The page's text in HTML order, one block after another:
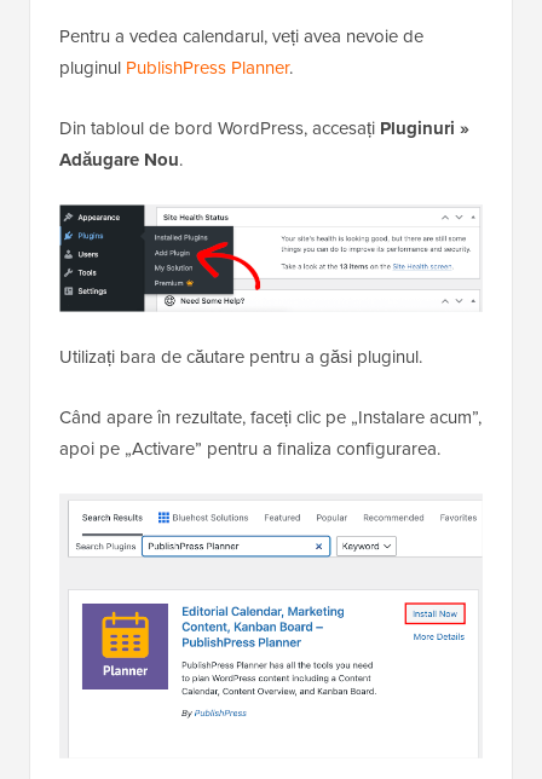
Pentru a vedea calendarul, veți avea nevoie de
pluginul PublishPress Planner.
Din tabloul de bord WordPress, accesați Pluginuri »
Adăugare Nou.
Utilizați bara de căutare pentru a găsi pluginul.
Când apare în rezultate, faceți clic pe „Instalare acum”,
apoi pe „Activare” pentru a finaliza configurarea.